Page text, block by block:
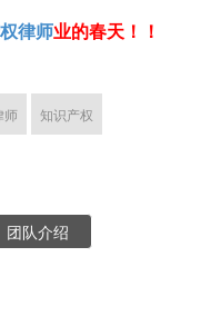
律师业的春天！！
师 知识产权
团队介绍